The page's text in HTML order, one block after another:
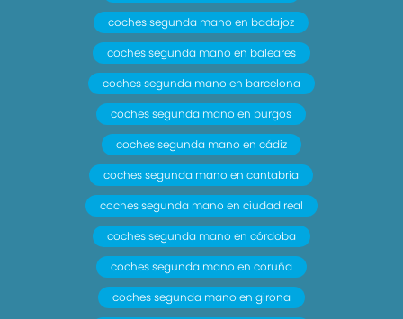
coches segunda mano en badajoz
coches segunda mano en baleares
coches segunda mano en barcelona
coches segunda mano en burgos
coches segunda mano en cádiz
coches segunda mano en cantabria
coches segunda mano en ciudad real
coches segunda mano en córdoba
coches segunda mano en coruña
coches segunda mano en girona